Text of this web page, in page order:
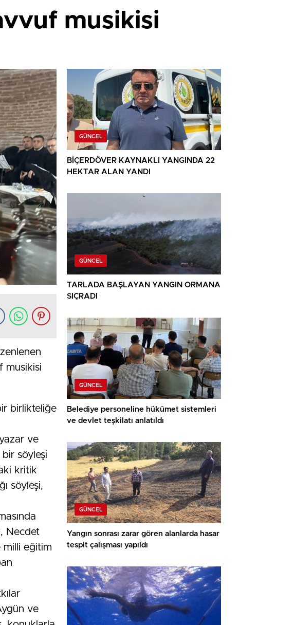
musikisi
musikisi
birlikteliğe
ve
söyleşi
kritik
söyleşi,
Necdet
milli eğitim
ve
GÜNCEL
BİÇERDÖVER KAYNAKLI YANGINDA 22
HEKTAR ALAN YANDI
GÜNCEL
TARLADA BAŞLAYAN YANGIN ORMANA
SIÇRADI
GÜNCEL
Belediye personeline hükümet sistemleri
ve devlet teşkilatı anlatıldı
GÜNCEL
Yangın sonrası zarar gören alanlarda hasar
tespit çalışması yapıldı